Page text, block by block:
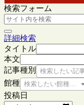
検索フォーム
詳細検索
タイトル
本文
記事種別
検索したい記
館種 検索したい館種を選
投稿日